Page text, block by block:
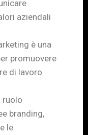
aziendali
è una
promuovere
di lavoro
ruolo
branding,
le